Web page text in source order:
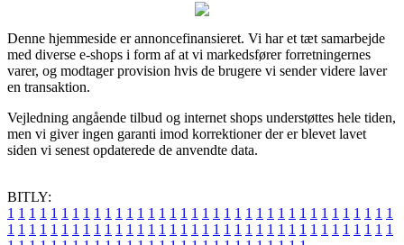
Denne hjemmeside er annoncefinansieret. Vi har et tæt samarbejde
med diverse e-shops i form af at vi markedsfører forretningernes
varer, og modtager provision hvis de brugere vi sender videre laver
en transaktion.
Vejledning angående tilbud og internet shops understøttes hele tiden,
men vi giver ingen garanti imod korrektioner der er blevet lavet
siden vi senest opdaterede de anvendte data.
BITLY:
1 1 1 1 1 1 1 1 1 1 1 1 1 1 1 1 1 1 1 1 1 1 1 1 1 1 1 1 1 1 1 1 1 1 1 1
1 1 1 1 1 1 1 1 1 1 1 1 1 1 1 1 1 1 1 1 1 1 1 1 1 1 1 1 1 1 1 1 1 1 1 1